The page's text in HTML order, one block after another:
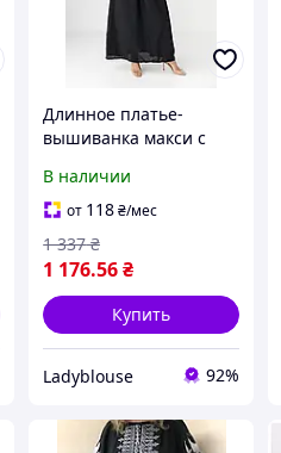
Длинное платье-
вышиванка макси с
цветами, льном и
хлопком, черный, S
В наличии
от 118₴/мес
1 176.56₴
1 337 ₴
Купить
Ladyblouse 92%